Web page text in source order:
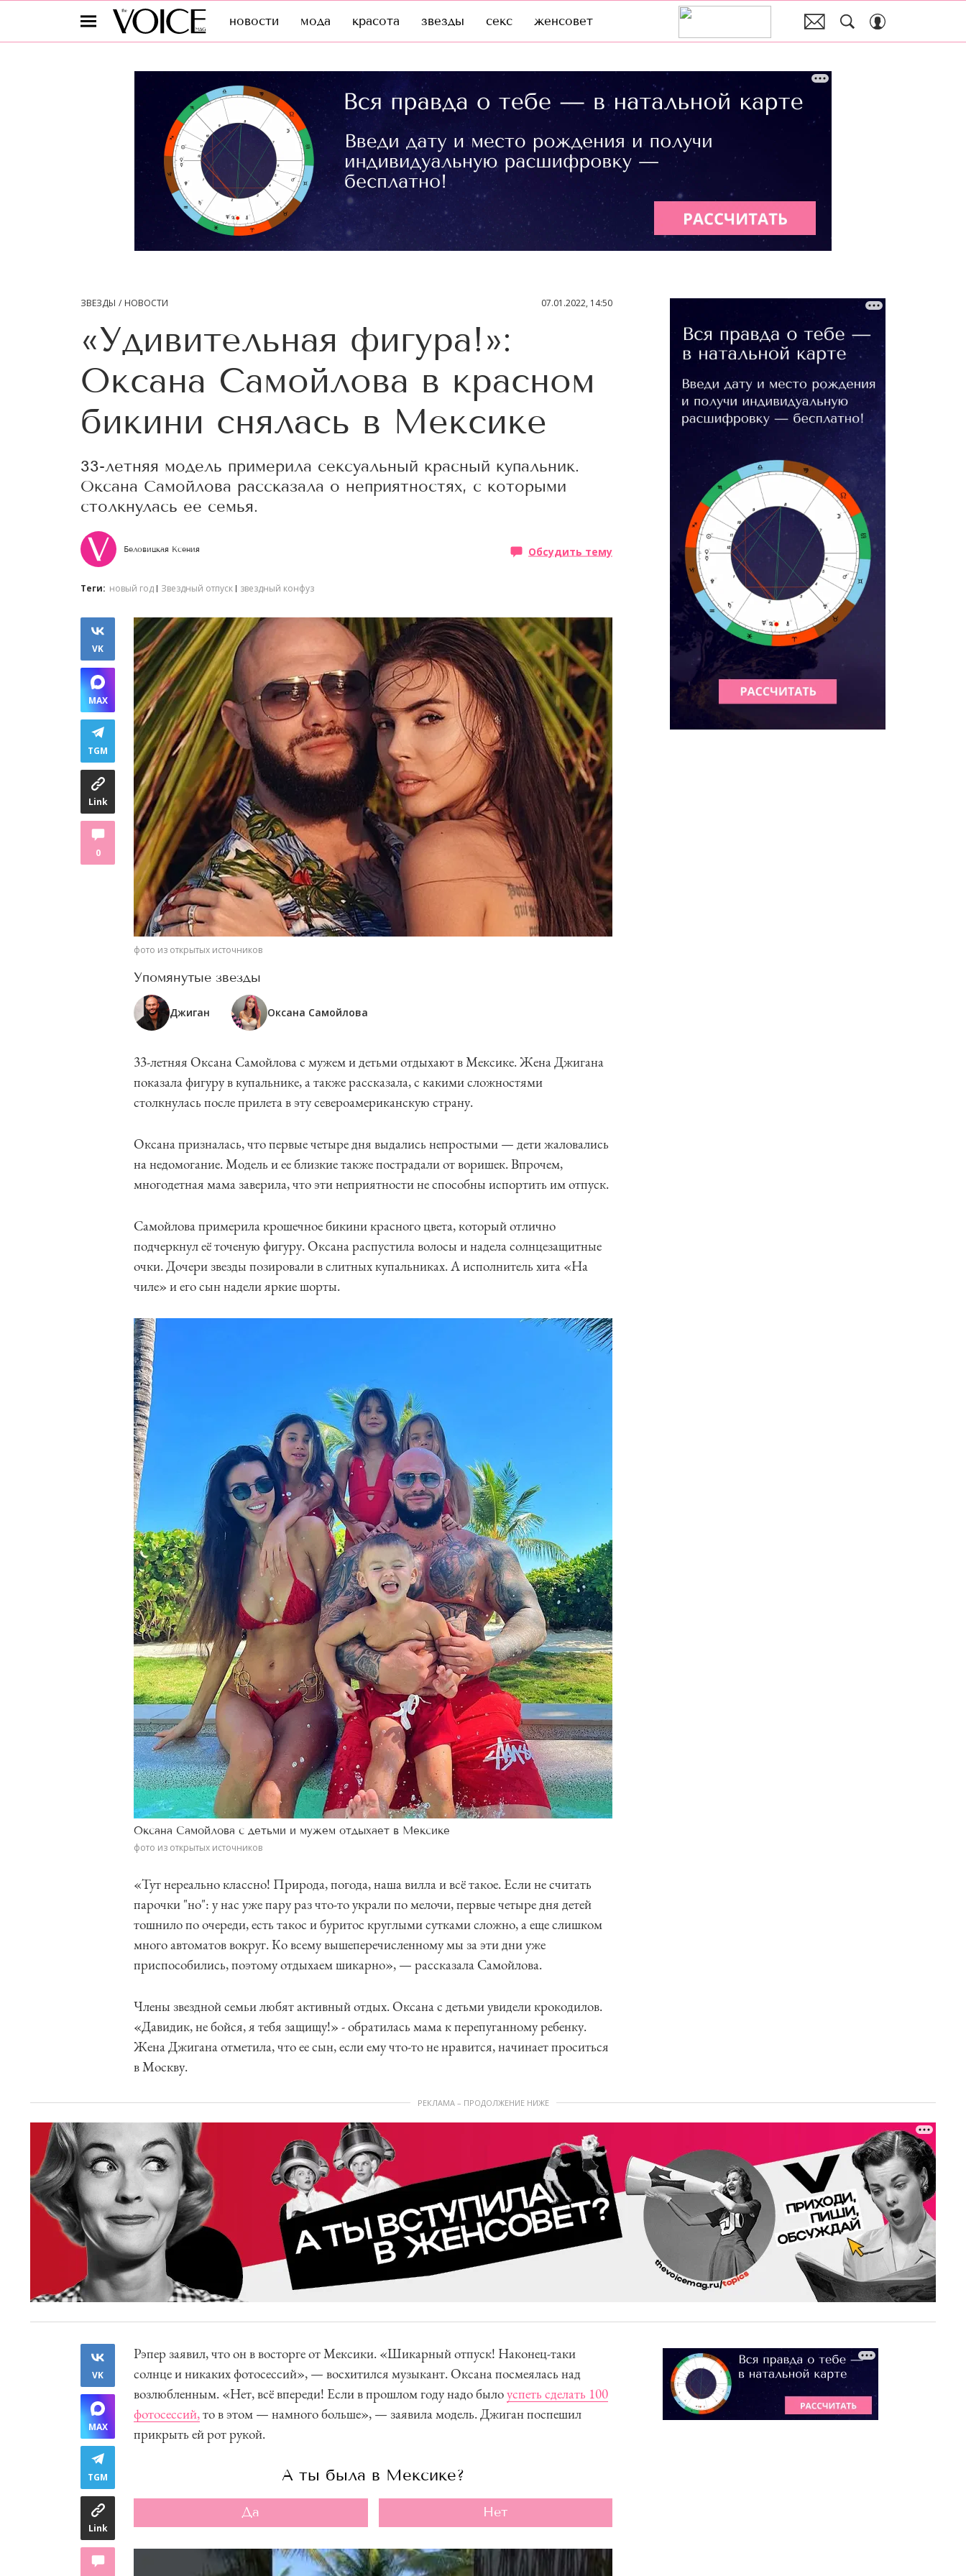
новости мода красота звезды секс женсовет
ЗВЕЗДЫ НОВОСТИ 07.01.2022, 14:50
«Удивительная фигура!»:
Оксана Самойлова в красном
бикини снялась в Мексике
33-летняя модель примерила сексуальный красный купальник.
Оксана Самойлова рассказала о неприятностях, с которыми
столкнулась ее семья.
Беловицкая Ксения Обсудить тему
Теги: новый год Звездный отпуск звездный конфуз
VK
MAX
TGM
Link
0
фото из открытых источников
Упомянутые звезды
Джиган Оксана Самойлова
33-летняя Оксана Самойлова с мужем и детьми отдыхают в Мексике. Жена Джигана
показала фигуру в купальнике, а также рассказала, с какими сложностями
столкнулась после прилета в эту североамериканскую страну.
Оксана призналась, что первые четыре дня выдались непростыми — дети жаловались
на недомогание. Модель и ее близкие также пострадали от воришек. Впрочем,
многодетная мама заверила, что эти неприятности не способны испортить им отпуск.
Самойлова примерила крошечное бикини красного цвета, который отлично
подчеркнул её точеную фигуру. Оксана распустила волосы и надела солнцезащитные
очки. Дочери звезды позировали в слитных купальниках. А исполнитель хита «На
чиле» и его сын надели яркие шорты.
Оксана Самойлова с детьми и мужем отдыхает в Мексике
фото из открытых источников
«Тут нереально классно! Природа, погода, наша вилла и всё такое. Если не считать
парочки "но": у нас уже пару раз что-то украли по мелочи, первые четыре дня детей
тошнило по очереди, есть такос и буритос круглыми сутками сложно, а еще слишком
много автоматов вокруг. Ко всему вышеперечисленному мы за эти дни уже
приспособились, поэтому отдыхаем шикарно», — рассказала Самойлова.
Члены звездной семьи любят активный отдых. Оксана с детьми увидели крокодилов.
«Давидик, не бойся, я тебя защищу!» - обратилась мама к перепуганному ребенку.
Жена Джигана отметила, что ее сын, если ему что-то не нравится, начинает проситься
в Москву.
РЕКЛАМА – ПРОДОЛЖЕНИЕ НИЖЕ
VK
MAX
TGM
Link
Рэпер заявил, что он в восторге от Мексики. «Шикарный отпуск! Наконец-таки
солнце и никаких фотосессий», — восхитился музыкант. Оксана посмеялась над
возлюбленным. «Нет, всё впереди! Если в прошлом году надо былоуспеть сделать 100
фотосессий,то в этом — намного больше», — заявила модель. Джиган поспешил
прикрыть ей рот рукой.
А ты была в Мексике?
Да Нет